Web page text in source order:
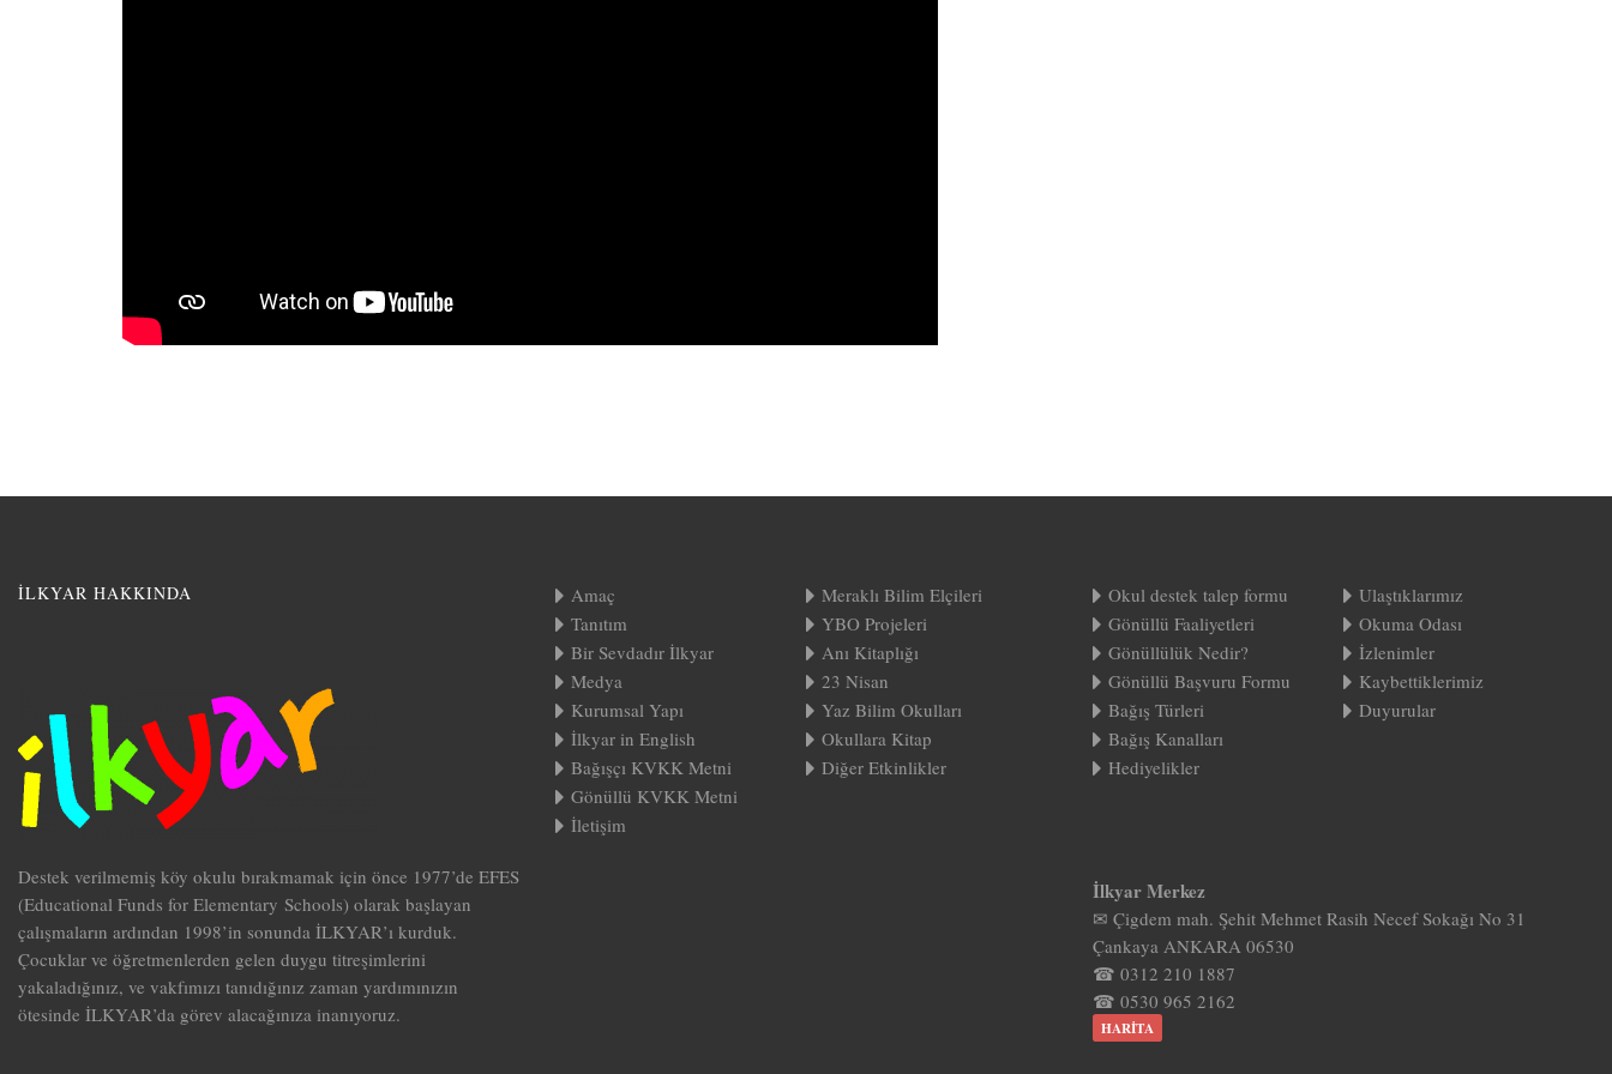
İLKYAR HAKKINDA
Destek verilmemiş köy okulu bırakmamak için önce 1977’de EFES
(Educational Funds for Elementary Schools) olarak başlayan
çalışmaların ardından 1998’in sonunda İLKYAR’ı kurduk.
Çocuklar ve öğretmenlerden gelen duygu titreşimlerini
yakaladığınız, ve vakfımızı tanıdığınız zaman yardımınızın
ötesinde İLKYAR’da görev alacağınıza inanıyoruz.
Amaç
Tanıtım
Bir Sevdadır İlkyar
Medya
Kurumsal Yapı
İlkyar in English
Bağışçı KVKK Metni
Gönüllü KVKK Metni
İletişim
Meraklı Bilim Elçileri
YBO Projeleri
Anı Kitaplığı
23 Nisan
Yaz Bilim Okulları
Okullara Kitap
Diğer Etkinlikler
Okul destek talep formu
Gönüllü Faaliyetleri
Gönüllülük Nedir?
Gönüllü Başvuru Formu
Bağış Türleri
Bağış Kanalları
Hediyelikler
Ulaştıklarımız
Okuma Odası
İzlenimler
Kaybettiklerimiz
Duyurular
İlkyar Merkez
✉ Çigdem mah. Şehit Mehmet Rasih Necef Sokağı No 31
Çankaya ANKARA 06530
☎ 0312 210 1887
☎ 0530 965 2162
HARITA